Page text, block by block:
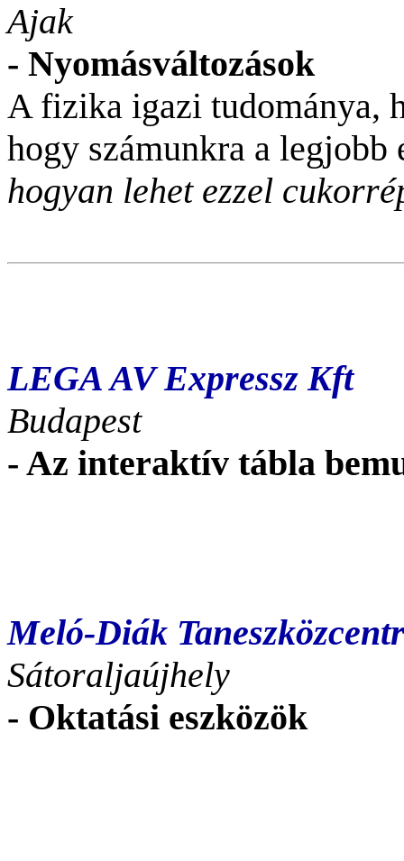
Ajak
- Nyomásváltozások
A fizika igazi tudománya,
hogy számunkra a
hogyan lehet ezzel
LEGA AV Expressz Kft
Budapest
- Az interaktív tábla
Meló-Diák
Sátoraljaújhely
- Oktatási eszközök